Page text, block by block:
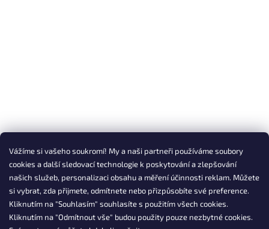
Vážíme si vašeho soukromí! My a naši partneři používáme soubory
cookies a další sledovací technologie k poskytování a zlepšování
našich služeb, personalizaci obsahu a měření účinnosti reklam. Můžete
si vybrat, zda přijmete, odmítnete nebo přizpůsobíte své preference.
Kliknutím na "Souhlasím" souhlasíte s použitím všech cookies.
Kliknutím na "Odmítnout vše" budou použity pouze nezbytné cookies.